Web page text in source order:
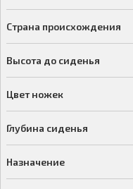
Страна происхождения
Высота до сиденья
Цвет ножек
Глубина сиденья
Назначение